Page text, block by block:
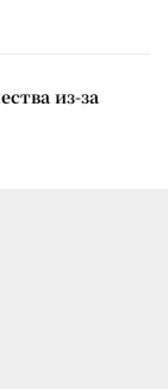
из-за